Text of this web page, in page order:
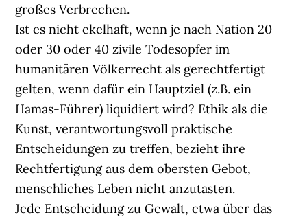
großes Verbrechen.
Ist es nicht ekelhaft, wenn je nach Nation 20
oder 30 oder 40 zivile Todesopfer im
humanitären Völkerrecht als gerechtfertigt
gelten, wenn dafür ein Hauptziel (z.B. ein
Hamas-Führer) liquidiert wird? Ethik als die
Kunst, verantwortungsvoll praktische
Entscheidungen zu treffen, bezieht ihre
Rechtfertigung aus dem obersten Gebot,
menschliches Leben nicht anzutasten.
Jede Entscheidung zu Gewalt, etwa über das